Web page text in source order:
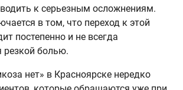
к серьезным осложнениям.
в том, что переход к этой
постепенно и не всегда
резкой болью.
нет» в Красноярске нередко